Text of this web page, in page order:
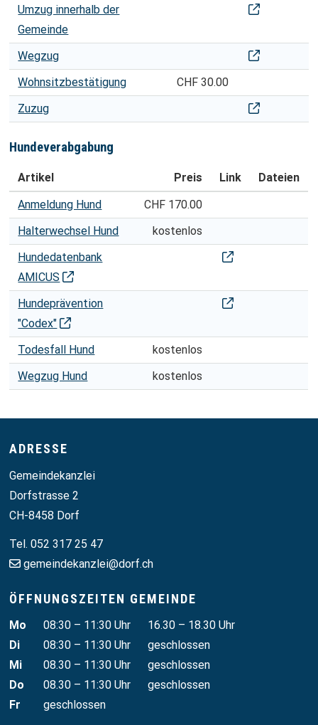
Umzug innerhalb der
Gemeinde
Umzug
Wegzug
Wegzug
Wohnsitzbestätigung
CHF 30.00
Zuzug
Zuzug
Hundeverabgabung
HUNDEVERABGABUNG
Artikel Preis Link
Dateien
Anmeldung Hund
CHF 170.00
Halterwechsel Hund
kostenlos
Hundedatenbank
AMICUS
Hunde: AMICUS-
Hundeprävention
"Codex"
Hunde: Codex-
Todesfall Hund
kostenlos
Wegzug Hund
kostenlos
Footer
ADRESSE
Gemeindekanzlei
Dorfstrasse 2
CH-8458 Dorf
Tel. 052 317 25 47
gemeindekanzlei@dorf.ch
ÖFFNUNGSZEITEN GEMEINDE
Wochentag Vormittag Nachmittag
Mo 08:30 – 11:30 Uhr
16.30 – 18.30 Uhr
Di
08:30 – 11:30 Uhr
geschlossen
Mi
08.30 – 11:30 Uhr
geschlossen
Do
08.30 – 11:30 Uhr
geschlossen
Fr
geschlossen